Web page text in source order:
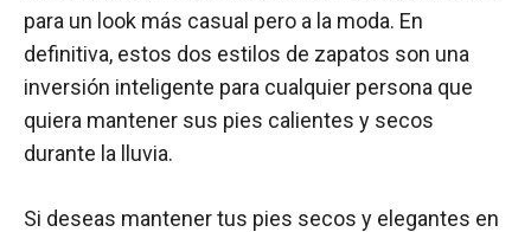
para un look más casual pero a la moda. En
definitiva, estos dos estilos de zapatos son una
inversión inteligente para cualquier persona que
quiera mantener sus pies calientes y secos
durante la lluvia.
Si deseas mantener tus pies secos y elegantes en